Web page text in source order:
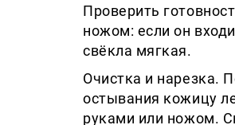
Проверить
ножом: если он
свёкла мягкая.
Очистка и нарезка.
остывания кожицу
руками или ножом.